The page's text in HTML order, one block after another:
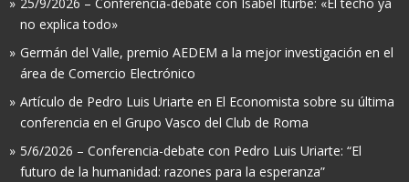
25/9/2026 – Conferencia-debate con Isabel Iturbe: «El techo ya
no explica todo»
Germán del Valle, premio AEDEM a la mejor investigación en el
área de Comercio Electrónico
Artículo de Pedro Luis Uriarte en El Economista sobre su última
conferencia en el Grupo Vasco del Club de Roma
5/6/2026 – Conferencia-debate con Pedro Luis Uriarte: “El
futuro de la humanidad: razones para la esperanza”